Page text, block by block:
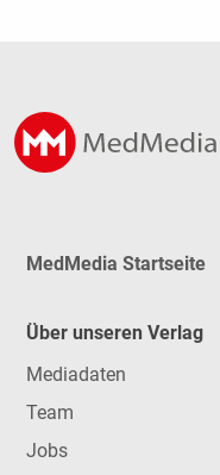
MedMedia Startseite
Über unseren Verlag
Mediadaten
Team
Jobs